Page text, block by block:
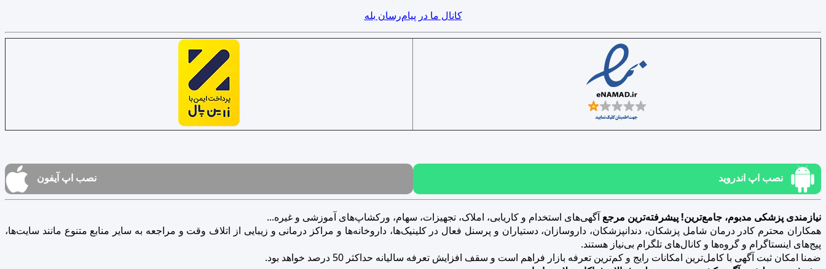
کانال ما در پیام‌رسان بله
نصب اپ اندروید نصب اپ آیفون
نیازمندی پزشکی مدبوم، جامع‌ترین! پیشرفته‌ترین مرجع آگهی‌های استخدام و کاریابی، املاک، تجهیزات، سهام، ورکشاپ‌های آموزشی و غیره...
همکاران محترم کادر درمان شامل پزشکان، دندانپزشکان، داروسازان، دستیاران و پرسنل فعال در کلینیک‌ها، داروخانه‌ها و مراکز درمانی و زیبایی از اتلاف وقت و مراجعه به سایر منابع متنوع مانند سایت‌ها،
پیج‌های اینستاگرام و گروه‌ها و کانال‌های تلگرام بی‌نیاز هستند.
ضمنا امکان ثبت آگهی با کامل‌ترین امکانات رایج و کم‌ترین تعرفه بازار فراهم است و سقف افزایش تعرفه سالیانه حداکثر 50 درصد خواهد بود.